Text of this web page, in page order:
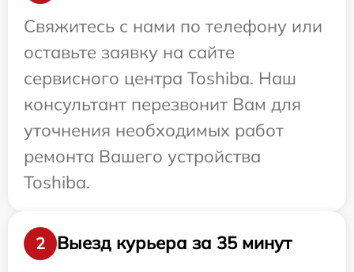
Свяжитесь с нами по телефону или
оставьте заявку на сайте
сервисного центра Toshiba. Наш
консультант перезвонит Вам для
уточнения необходимых работ
ремонта Вашего устройства
Toshiba.
2
Выезд курьера за 35 минут